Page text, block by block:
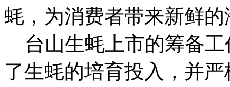
蚝，为消费者带来新鲜
台山生蚝上市的筹备工
了生蚝的培育投入，并